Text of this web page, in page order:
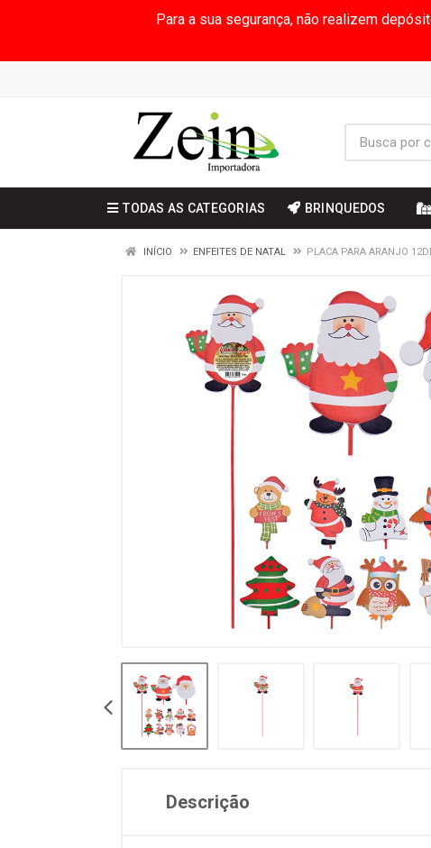
Para a sua segurança, não realizem
TODAS AS CATEGORIAS BRINQUEDOS
INÍCIO ENFEITES DE NATAL PLACA PARA ARANJO
Descrição